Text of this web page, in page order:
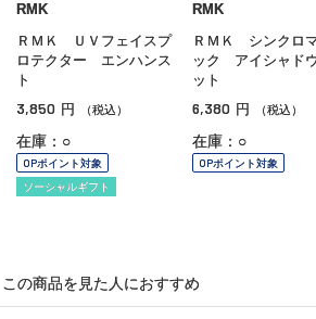
RMK
ＲＭＫ ＵＶフェイスプ
ロテクター エンハンス
ト
3,850 円 （税込）
在庫：○
OPポイント対象
ソーシャルギフト
RMK
ＲＭＫ シンクロ
ック アイシャド
ット
6,380 円 （税込）
在庫：○
OPポイント対象
この商品を見た人におすすめ